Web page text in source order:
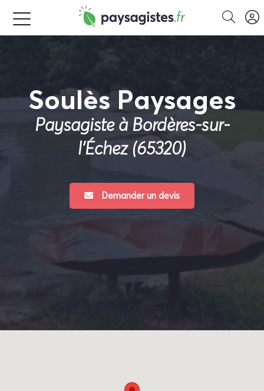
Soulès Paysages
Paysagiste à Bordères-sur-
l'Échez (65320)
Demander un devis